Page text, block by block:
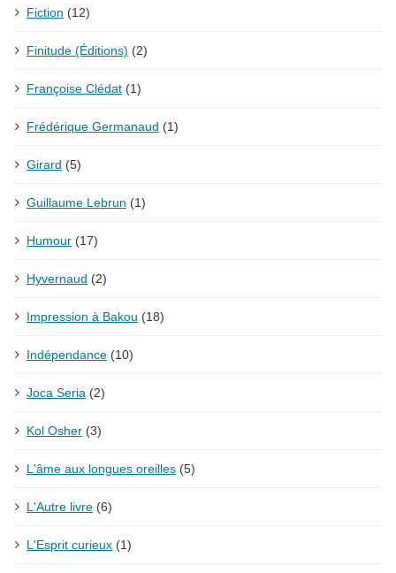
Fiction (12)
Finitude (Éditions) (2)
Françoise Clédat (1)
Frédérique Germanaud (1)
Girard (5)
Guillaume Lebrun (1)
Humour (17)
Hyvernaud (2)
Impression à Bakou (18)
Indépendance (10)
Joca Seria (2)
Kol Osher (3)
L'âme aux longues oreilles (5)
L'Autre livre (6)
L'Esprit curieux (1)